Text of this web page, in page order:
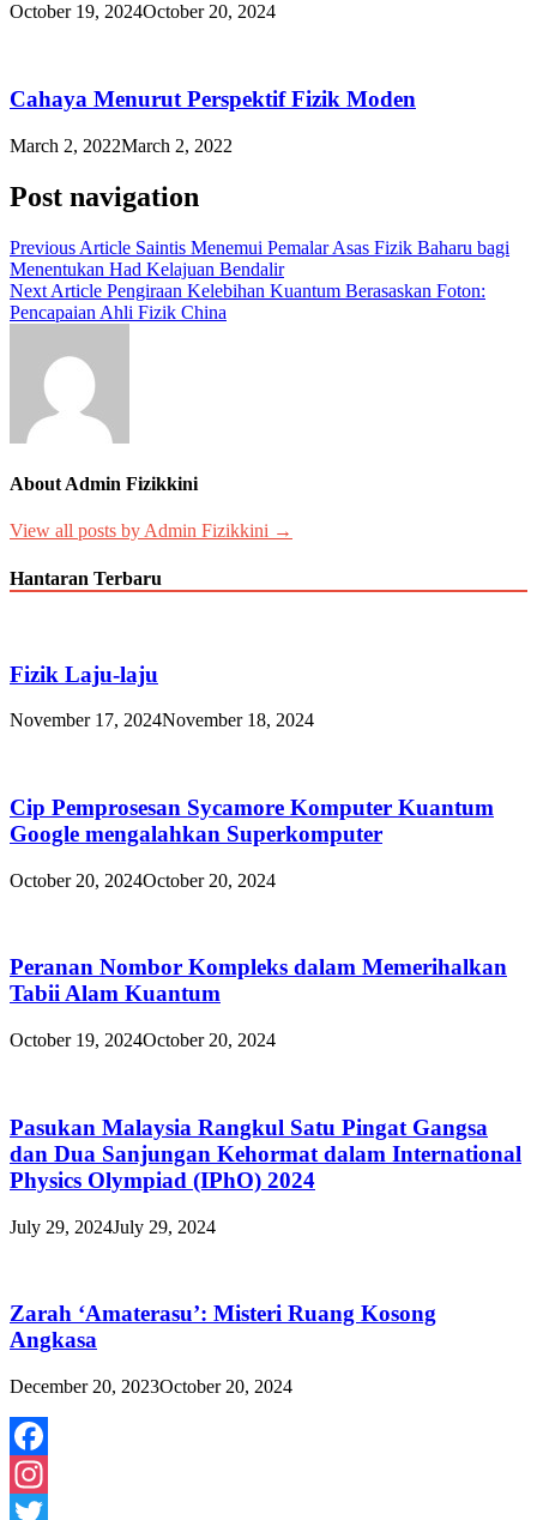
October 19, 2024October 20, 2024
Cahaya Menurut Perspektif Fizik Moden
March 2, 2022March 2, 2022
Post navigation
Previous Article Saintis Menemui Pemalar Asas Fizik Baharu bagi
Menentukan Had Kelajuan Bendalir
Next Article Pengiraan Kelebihan Kuantum Berasaskan Foton:
Pencapaian Ahli Fizik China
About Admin Fizikkini
View all posts by Admin Fizikkini →
Hantaran Terbaru
Fizik Laju-laju
November 17, 2024November 18, 2024
Cip Pemprosesan Sycamore Komputer Kuantum
Google mengalahkan Superkomputer
October 20, 2024October 20, 2024
Peranan Nombor Kompleks dalam Memerihalkan
Tabii Alam Kuantum
October 19, 2024October 20, 2024
Pasukan Malaysia Rangkul Satu Pingat Gangsa
dan Dua Sanjungan Kehormat dalam International
Physics Olympiad (IPhO) 2024
July 29, 2024July 29, 2024
Zarah ‘Amaterasu’: Misteri Ruang Kosong
Angkasa
December 20, 2023October 20, 2024
Facebook
Instagram